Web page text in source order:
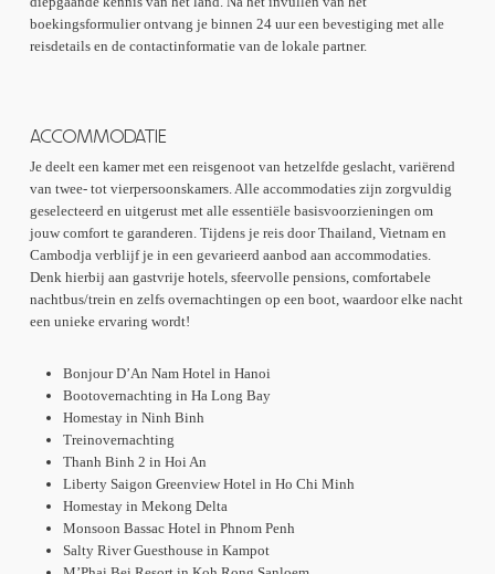
boekingsformulier ontvang je binnen 24 uur een bevestiging met alle
reisdetails en de contactinformatie van de lokale partner.
ACCOMMODATIE
Je deelt een kamer met een reisgenoot van hetzelfde geslacht, variërend
van twee- tot vierpersoonskamers. Alle accommodaties zijn zorgvuldig
geselecteerd en uitgerust met alle essentiële basisvoorzieningen om
jouw comfort te garanderen. Tijdens je reis door Thailand, Vietnam en
Cambodja verblijf je in een gevarieerd aanbod aan accommodaties.
Denk hierbij aan gastvrije hotels, sfeervolle pensions, comfortabele
nachtbus/trein en zelfs overnachtingen op een boot, waardoor elke nacht
een unieke ervaring wordt!
Bonjour D’An Nam Hotel in Hanoi
Bootovernachting in Ha Long Bay
Homestay in Ninh Binh
Treinovernachting
Thanh Binh 2 in Hoi An
Liberty Saigon Greenview Hotel in Ho Chi Minh
Homestay in Mekong Delta
Monsoon Bassac Hotel in Phnom Penh
Salty River Guesthouse in Kampot